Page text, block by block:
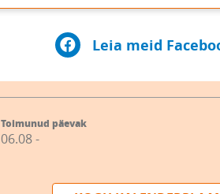
Leia meid
Toimunud päevak
06.08 -